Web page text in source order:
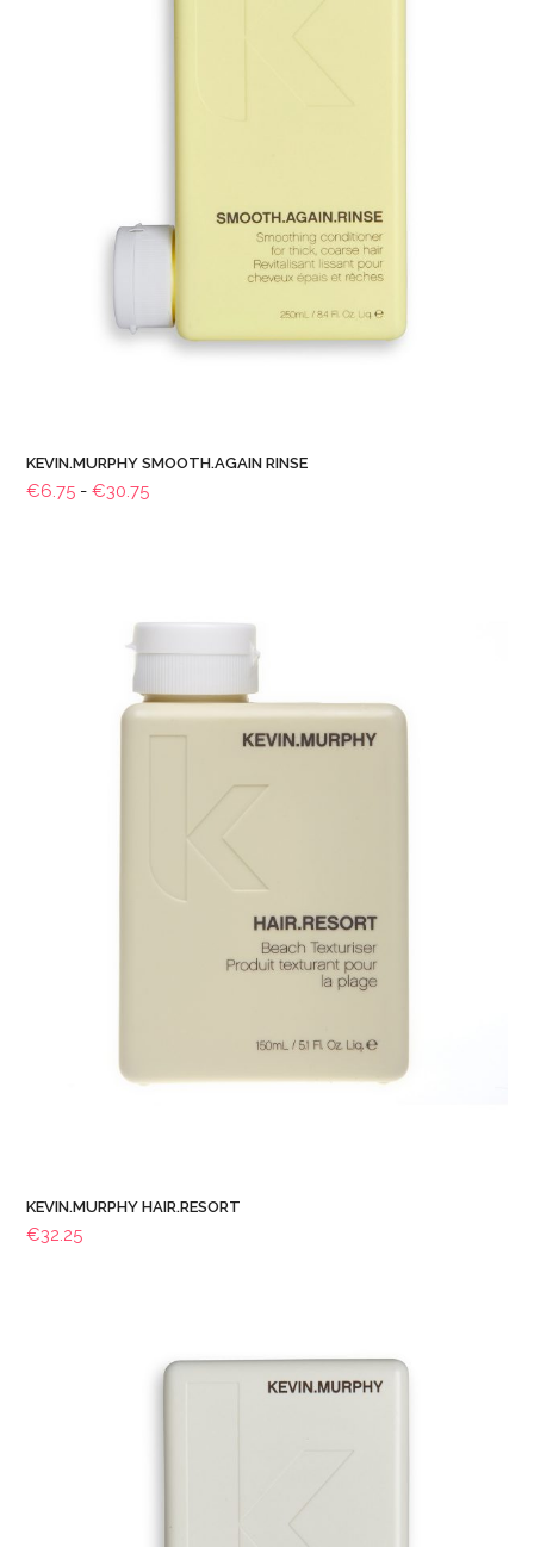
KEVIN.MURPHY SMOOTH.AGAIN RINSE
€6.75 - €30.75Prijsklasse:
KEVIN.MURPHY HAIR.RESORT
€32.25